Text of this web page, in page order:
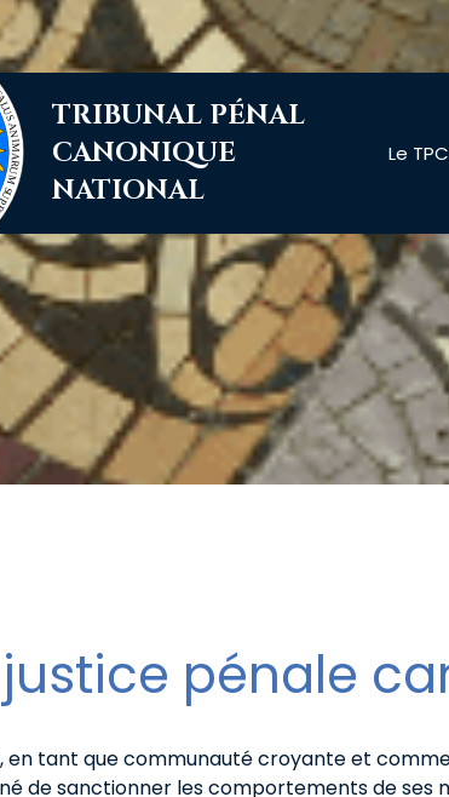
TRIBUNAL PÉNAL
CANONIQUE
NATIONAL
Le
justice pénale
en tant que communauté croyante et
de sanctionner les comportements de